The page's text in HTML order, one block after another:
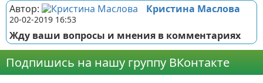
Автор: Кристина Маслова
20-02-2019 16:53
Жду ваши вопросы и мнения в комментариях
Подпишись на нашу группу ВКонтакте